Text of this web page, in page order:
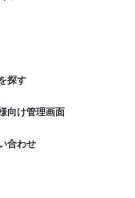
探す
向け管理画面
合わせ